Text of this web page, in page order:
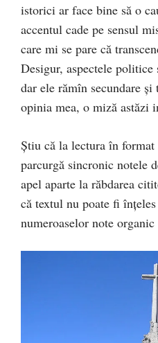
istorici ar face bine să o
accentul cade pe sensul
care mi se pare că
Desigur, aspectele
dar ele rămîn secundare
opinia mea, o miză astăzi
Ştiu că la lectura în
parcurgă sincronic notele
apel aparte la răbdarea
că textul nu poate fi
numeroaselor note